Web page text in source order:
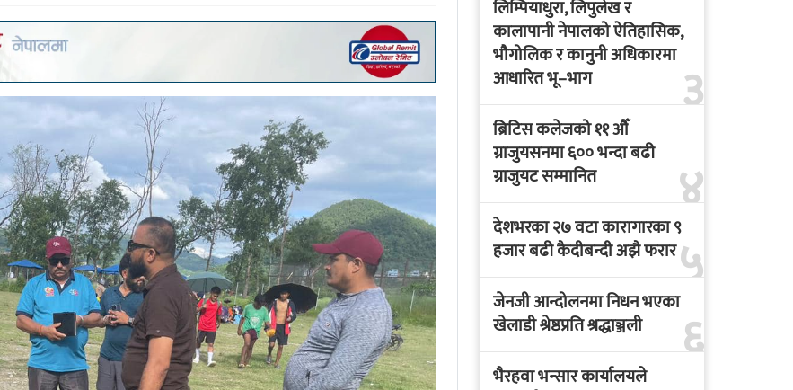
३
लिम्पियाधुरा, लिपुलेख र
कालापानी नेपालको ऐतिहासिक,
भौगोलिक र कानुनी अधिकारमा
आधारित भू–भाग
४
ब्रिटिस कलेजको ११ औँ
ग्राजुयसनमा ६०० भन्दा बढी
ग्राजुयट सम्मानित
५
देशभरका २७ वटा कारागारका ९
हजार बढी कैदीबन्दी अझै फरार
६
जेनजी आन्दोलनमा निधन भएका
खेलाडी श्रेष्ठप्रति श्रद्धाञ्जली
भैरहवा भन्सार कार्यालयले